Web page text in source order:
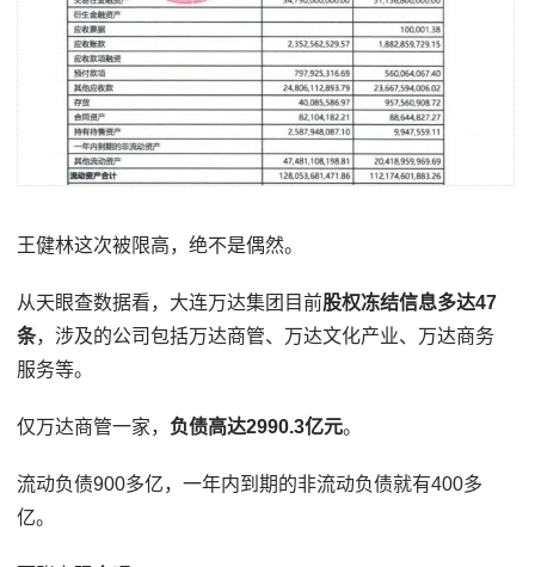
王健林这次被限高，绝不是偶然。
从天眼查数据看，大连万达集团目前股权冻结信息多达47
条，涉及的公司包括万达商管、万达文化产业、万达商务
服务等。
仅万达商管一家，负债高达2990.3亿元。
流动负债900多亿，一年内到期的非流动负债就有400多
亿。